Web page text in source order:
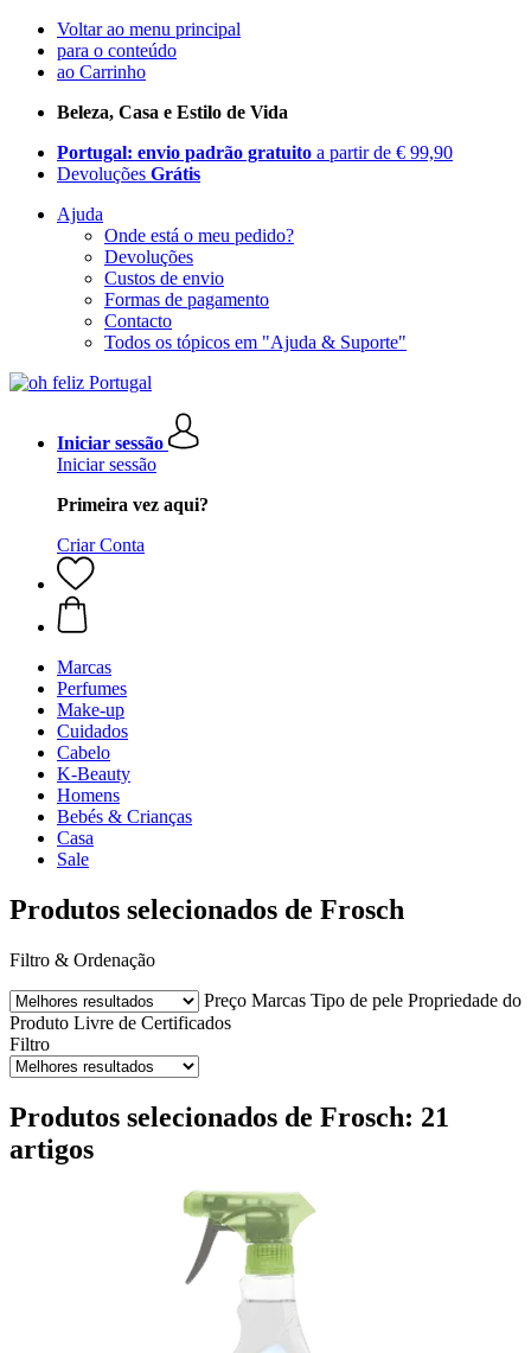
Voltar ao menu principal
para o conteúdo
ao Carrinho
Beleza, Casa e Estilo de Vida
Portugal: envio padrão gratuito a partir de € 99,90
Devoluções Grátis
Ajuda
Onde está o meu pedido?
Devoluções
Custos de envio
Formas de pagamento
Contacto
Todos os tópicos em "Ajuda & Suporte"
Iniciar sessão
Iniciar sessão
Primeira vez aqui?
Criar Conta
Marcas
Perfumes
Make-up
Cuidados
Cabelo
K-Beauty
Homens
Bebés & Crianças
Casa
Sale
Produtos selecionados de Frosch
Filtro & Ordenação
Preço Marcas Tipo de pele Propriedade do
Produto Livre de Certificados
Filtro
Produtos selecionados de Frosch: 21
artigos